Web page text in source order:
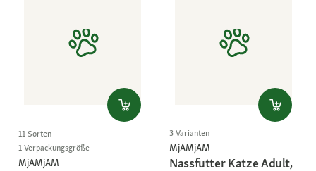
11 Sorten
1 Verpackungsgröße
MjAMjAM
3 Varianten
MjAMjAM
Nassfutter Katze Adult,